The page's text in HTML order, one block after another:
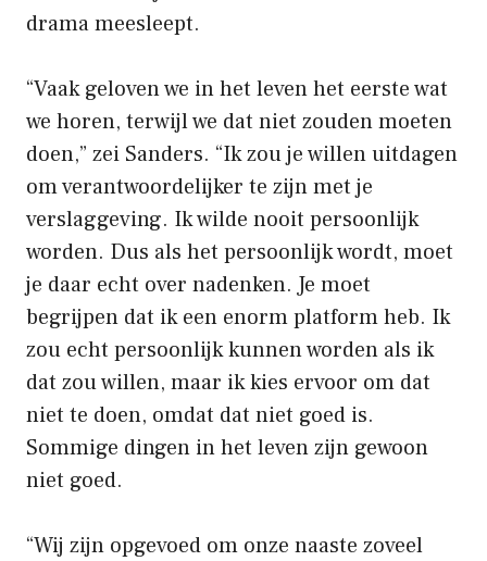
drama meesleept.
“Vaak geloven we in het leven het eerste wat
we horen, terwijl we dat niet zouden moeten
doen,” zei Sanders. “Ik zou je willen uitdagen
om verantwoordelijker te zijn met je
verslaggeving. Ik wilde nooit persoonlijk
worden. Dus als het persoonlijk wordt, moet
je daar echt over nadenken. Je moet
begrijpen dat ik een enorm platform heb. Ik
zou echt persoonlijk kunnen worden als ik
dat zou willen, maar ik kies ervoor om dat
niet te doen, omdat dat niet goed is.
Sommige dingen in het leven zijn gewoon
niet goed.
“Wij zijn opgevoed om onze naaste zoveel